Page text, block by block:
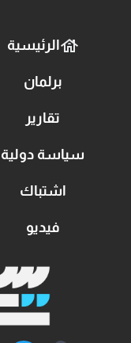
الرئيسية
برلمان
تقارير
سياسة دولية
اشتباك
فيديو